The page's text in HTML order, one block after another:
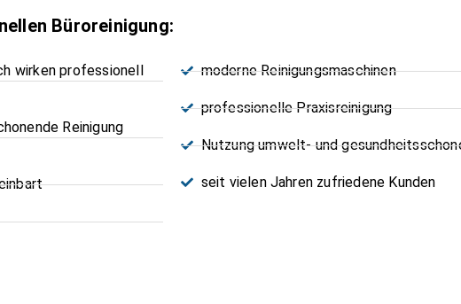
Büroreinigung:
wirken professionell
Reinigung
moderne Reinigungsmaschinen
professionelle Praxisreinigung
Nutzung umwelt- und
seit vielen Jahren zufriedene Kunden